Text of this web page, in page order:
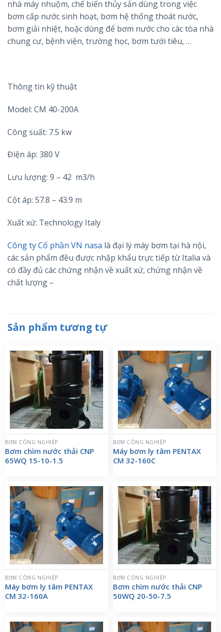
nhà máy nhuộm, chế biến thủy sản dùng trong việc
bơm cấp nước sinh hoạt, bơm hệ thống thoát nước,
bơm giải nhiệt, hoặc dùng để bơm nước cho các tòa nhà
chung cư, bệnh viện, trường học, bơm tưới tiêu, …
Thông tin kỹ thuật
Model: CM 40-200A
Công suất: 7.5 kw
Điện áp: 380 V
Lưu lượng: 9 – 42 m3/h
Cột áp: 57.8 – 43.9 m
Xuất xứ: Technology Italy
Công ty Cổ phần VN nasa là đại lý máy bơm tại hà nội,
các sản phẩm đều được nhập khẩu trực tiếp từ Italia và
có đầy đủ các chứng nhận về xuất xứ, chứng nhận về
chất lượng –
Sản phẩm tương tự
BƠM CÔNG NGHIỆP
Bơm chìm nước thải CNP
65WQ 15-10-1.5
BƠM CÔNG NGHIỆP
Máy bơm ly tâm PENTAX
CM 32-160C
BƠM CÔNG NGHIỆP
Máy bơm ly tâm PENTAX
CM 32-160A
BƠM CÔNG NGHIỆP
Bơm chìm nước thải CNP
50WQ 20-50-7.5